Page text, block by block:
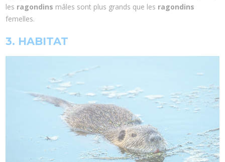
les ragondins mâles sont plus grands que les ragondins
femelles.
3. HABITAT